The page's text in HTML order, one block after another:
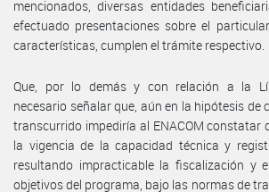
mencionados, diversas entidades
efectuado presentaciones sobre el
características, cumplen el trámite respectivo.
Que, por lo demás y con relación a la
necesario señalar que, aún en la hipótesis de
transcurrido impediría al ENACOM constatar
la vigencia de la capacidad técnica y
resultando impracticable la fiscalización y
objetivos del programa, bajo las normas de